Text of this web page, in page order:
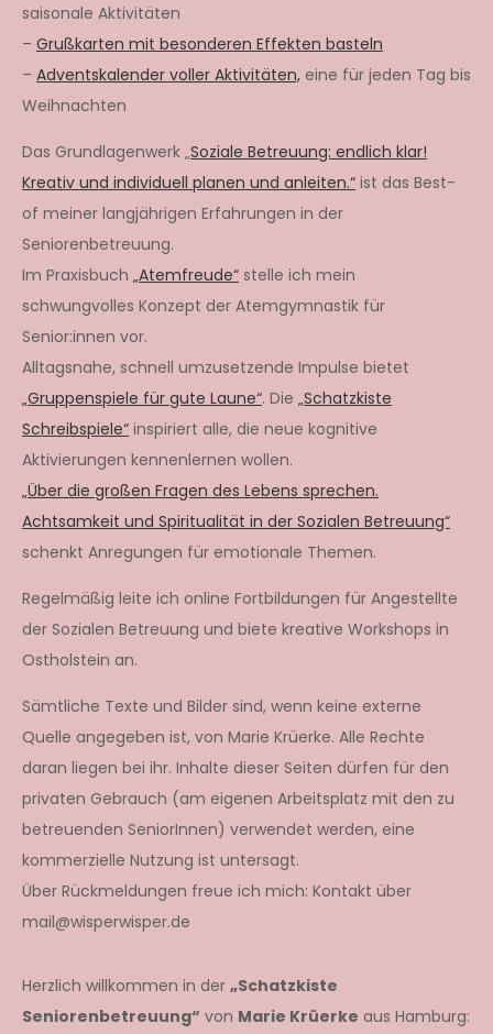
saisonale Aktivitäten
– Grußkarten mit besonderen Effekten basteln
– Adventskalender voller Aktivitäten, eine für jeden Tag bis
Weihnachten
Das Grundlagenwerk „Soziale Betreuung: endlich klar!
Kreativ und individuell planen und anleiten.“ ist das Best-
of meiner langjährigen Erfahrungen in der
Seniorenbetreuung.
Im Praxisbuch „Atemfreude“ stelle ich mein
schwungvolles Konzept der Atemgymnastik für
Senior:innen vor.
Alltagsnahe, schnell umzusetzende Impulse bietet
„Gruppenspiele für gute Laune“. Die „Schatzkiste
Schreibspiele“ inspiriert alle, die neue kognitive
Aktivierungen kennenlernen wollen.
„Über die großen Fragen des Lebens sprechen.
Achtsamkeit und Spiritualität in der Sozialen Betreuung“
schenkt Anregungen für emotionale Themen.
Regelmäßig leite ich online Fortbildungen für Angestellte
der Sozialen Betreuung und biete kreative Workshops in
Ostholstein an.
Sämtliche Texte und Bilder sind, wenn keine externe
Quelle angegeben ist, von Marie Krüerke. Alle Rechte
daran liegen bei ihr. Inhalte dieser Seiten dürfen für den
privaten Gebrauch (am eigenen Arbeitsplatz mit den zu
betreuenden SeniorInnen) verwendet werden, eine
kommerzielle Nutzung ist untersagt.
Über Rückmeldungen freue ich mich: Kontakt über
mail@wisperwisper.de
Herzlich willkommen in der „Schatzkiste
Seniorenbetreuung“ von Marie Krüerke aus Hamburg: